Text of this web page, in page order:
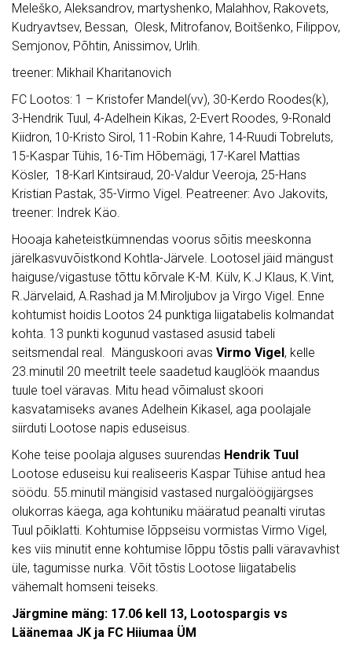
Meleško, Aleksandrov, martyshenko, Malahhov, Rakovets,
Kudryavtsev, Bessan, Olesk, Mitrofanov, Boitšenko, Filippov,
Semjonov, Põhtin, Anissimov, Urlih.
treener: Mikhail Kharitanovich
FC Lootos: 1 – Kristofer Mandel(vv), 30-Kerdo Roodes(k),
3-Hendrik Tuul, 4-Adelhein Kikas, 2-Evert Roodes, 9-Ronald
Kiidron, 10-Kristo Sirol, 11-Robin Kahre, 14-Ruudi Tobreluts,
15-Kaspar Tühis, 16-Tim Hõbemägi, 17-Karel Mattias
Kösler, 18-Karl Kintsiraud, 20-Valdur Veeroja, 25-Hans
Kristian Pastak, 35-Virmo Vigel. Peatreener: Avo Jakovits,
treener: Indrek Käo.
Hooaja kaheteistkümnendas voorus sõitis meeskonna
järelkasvuvõistkond Kohtla-Järvele. Lootosel jäid mängust
haiguse/vigastuse tõttu kõrvale K-M. Külv, K.J Klaus, K.Vint,
R.Järvelaid, A.Rashad ja M.Miroljubov ja Virgo Vigel. Enne
kohtumist hoidis Lootos 24 punktiga liigatabelis kolmandat
kohta. 13 punkti kogunud vastased asusid tabeli
seitsmendal real. Mänguskoori avas Virmo Vigel, kelle
23.minutil 20 meetrilt teele saadetud kauglöök maandus
tuule toel väravas. Mitu head võimalust skoori
kasvatamiseks avanes Adelhein Kikasel, aga poolajale
siirduti Lootose napis eduseisus.
Kohe teise poolaja alguses suurendas Hendrik Tuul
Lootose eduseisu kui realiseeris Kaspar Tühise antud hea
söödu. 55.minutil mängisid vastased nurgalöögijärgses
olukorras käega, aga kohtuniku määratud peanalti virutas
Tuul põiklatti. Kohtumise lõppseisu vormistas Virmo Vigel,
kes viis minutit enne kohtumise lõppu tõstis palli väravavhist
üle, tagumisse nurka. Võit tõstis Lootose liigatabelis
vähemalt homseni teiseks.
Järgmine mäng: 17.06 kell 13, Lootospargis vs
Läänemaa JK ja FC Hiiumaa ÜM